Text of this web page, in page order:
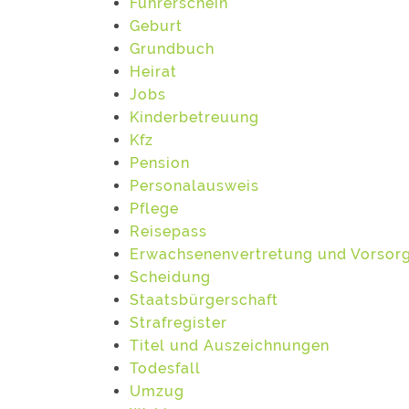
Geburt
Grundbuch
Heirat
Jobs
Kinderbetreuung
Kfz
Pension
Personalausweis
Pflege
Reisepass
Erwachsenenvertretung und
Scheidung
Staatsbürgerschaft
Strafregister
Titel und Auszeichnungen
Todesfall
Umzug